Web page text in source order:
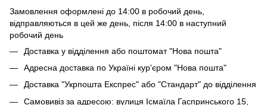
Замовлення оформлені до 14:00 в робочий день,
відправляються в цей же день, після 14:00 в наступний
робочий день
Доставка у відділення або поштомат "Нова пошта"
Адресна доставка по Україні кур'єром "Нова пошта"
Доставка "Укрпошта Експрес" або "Стандарт" до відділення
Самовивіз за адресою: вулиця Ісмаїла Гаспринського 15,